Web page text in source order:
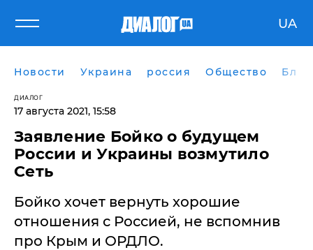
UA
Новости Украина россия Общество
ДИАЛОГ
17 августа 2021, 15:58
Заявление Бойко о будущем
России и Украины возмутило
Сеть
Бойко хочет вернуть хорошие
отношения с Россией, не вспомнив
про Крым и ОРДЛО.